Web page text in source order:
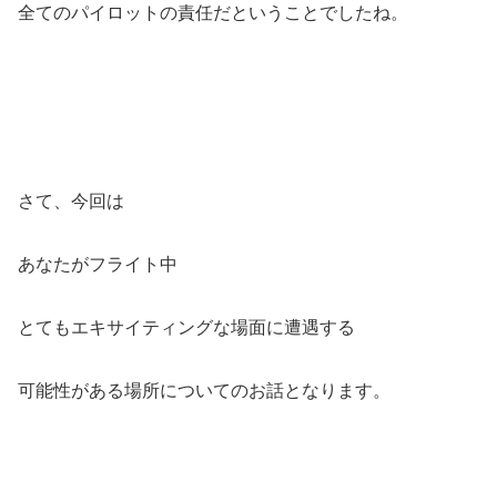
全てのパイロットの責任だということでしたね。
さて、今回は
あなたがフライト中
とてもエキサイティングな場面に遭遇する
可能性がある場所についてのお話となります。